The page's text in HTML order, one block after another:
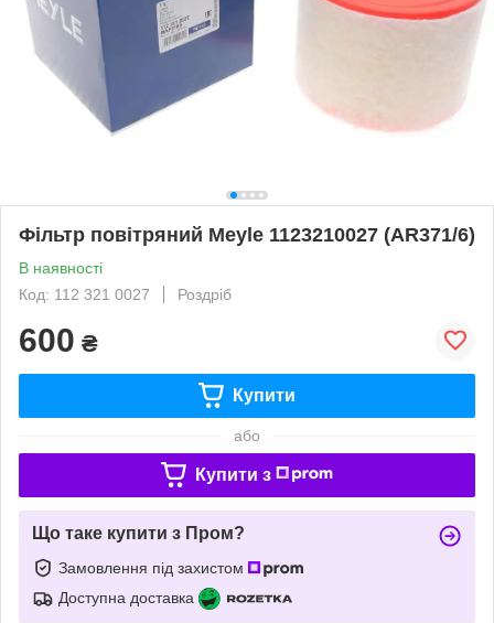
Фільтр повітряний Meyle 1123210027 (AR371/6)
В наявності
Код: 112 321 0027
Роздріб
600 ₴
Купити
або
Купити з
Що таке купити з Пром?
Замовлення під захистом
Доступна доставка